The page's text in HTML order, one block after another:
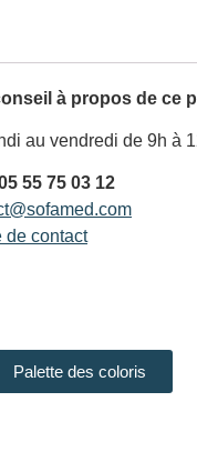
à propos de ce
au vendredi de 9h à
55 75 03 12
de contact
Palette des coloris